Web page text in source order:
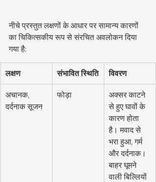
नीचे प्रस्तुत लक्षणों के आधार पर सामान्य कारणों
का चिकित्सकीय रूप से संरचित अवलोकन दिया
गया है:
लक्षण संभावित स्थिति विवरण
अचानक,
दर्दनाक सूजन
फोड़ा
अक्सर काटने
से हुए घावों के
कारण होता
है। मवाद से
भरा हुआ, गर्म
और दर्दनाक।
बाहर घूमने
वाली बिल्लियों